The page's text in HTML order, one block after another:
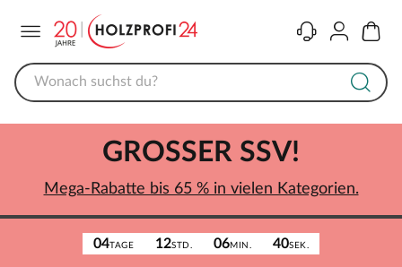
KontaktKonto
04TAGE 12STD. 06MIN. 40SEK.
GROSSER SSV!
Mega-Rabatte bis 65 % in vielen Kategorien.